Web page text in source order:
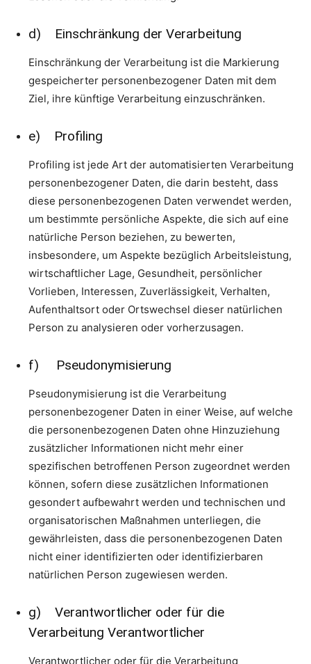
d) Einschränkung der Verarbeitung
Einschränkung der Verarbeitung ist die Markierung
gespeicherter personenbezogener Daten mit dem
Ziel, ihre künftige Verarbeitung einzuschränken.
e) Profiling
Profiling ist jede Art der automatisierten Verarbeitung
personenbezogener Daten, die darin besteht, dass
diese personenbezogenen Daten verwendet werden,
um bestimmte persönliche Aspekte, die sich auf eine
natürliche Person beziehen, zu bewerten,
insbesondere, um Aspekte bezüglich Arbeitsleistung,
wirtschaftlicher Lage, Gesundheit, persönlicher
Vorlieben, Interessen, Zuverlässigkeit, Verhalten,
Aufenthaltsort oder Ortswechsel dieser natürlichen
Person zu analysieren oder vorherzusagen.
f) Pseudonymisierung
Pseudonymisierung ist die Verarbeitung
personenbezogener Daten in einer Weise, auf welche
die personenbezogenen Daten ohne Hinzuziehung
zusätzlicher Informationen nicht mehr einer
spezifischen betroffenen Person zugeordnet werden
können, sofern diese zusätzlichen Informationen
gesondert aufbewahrt werden und technischen und
organisatorischen Maßnahmen unterliegen, die
gewährleisten, dass die personenbezogenen Daten
nicht einer identifizierten oder identifizierbaren
natürlichen Person zugewiesen werden.
g) Verantwortlicher oder für die
Verarbeitung Verantwortlicher
Verantwortlicher oder für die Verarbeitung